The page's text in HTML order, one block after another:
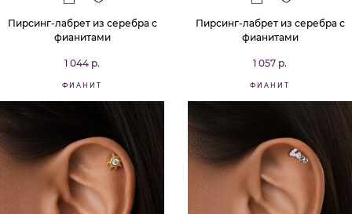
Пирсинг-лабрет из серебра с
фианитами
1 044 р.
ФИАНИТ
Пирсинг-лабрет из серебра с
фианитами
1 057 р.
ФИАНИТ